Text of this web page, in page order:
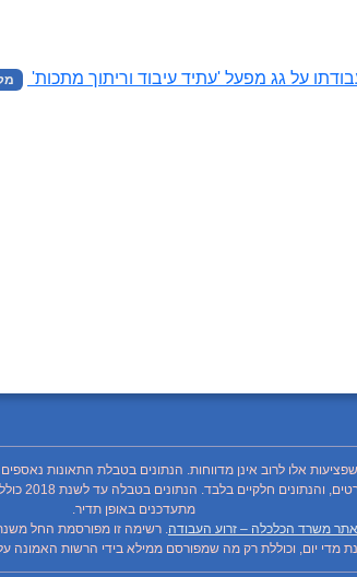
שפציעות אלו לרוב אינן מדווחות. הנתונים בטבלת התאונות
מתעדכנים באופן תדיר.
משרד הכלכלה – זרוע העבודה. רשימה זו מפורסמת החל משנת 2017,
מדי יום, וכוללת רק מה שמפורסם ממילא בידי הרשות האמונה